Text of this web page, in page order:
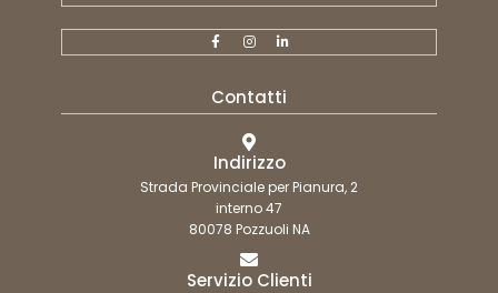
Contatti
Indirizzo
Strada Provinciale per Pianura, 2
interno 47
80078 Pozzuoli NA
Servizio Clienti